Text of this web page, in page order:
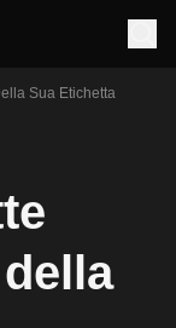
Sua Etichetta